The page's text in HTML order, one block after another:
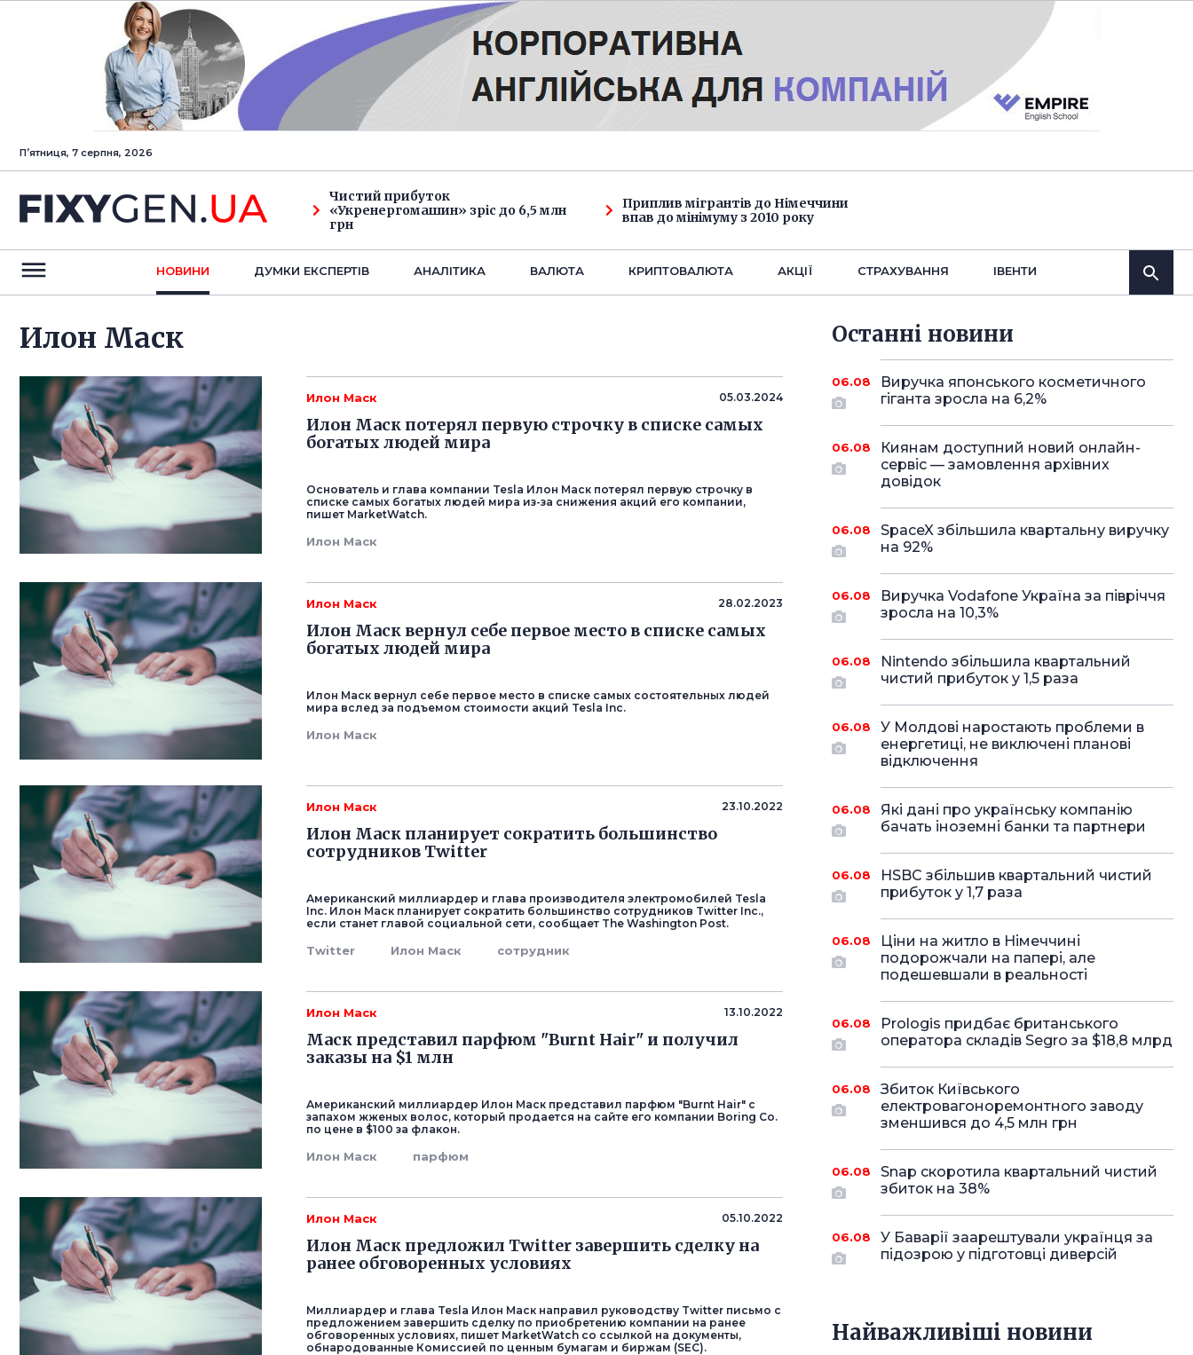
Пʼятниця, 7 серпня, 2026
Чистий прибуток
«Укренергомашин» зріс до 6,5 млн
грн
Приплив мігрантів до Німеччини
впав до мінімуму з 2010 року
НОВИНИ ДУМКИ ЕКСПЕРТIВ АНАЛIТИКА ВАЛЮТА КРИПТОВАЛЮТА АКЦІЇ СТРАХУВАННЯ IВЕНТИ
Илон Маск
Илон Маск 05.03.2024
Илон Маск потерял первую строчку в списке самых
богатых людей мира
Основатель и глава компании Tesla Илон Маск потерял первую строчку в
списке самых богатых людей мира из-за снижения акций его компании,
пишет MarketWatch.
Илон Маск
Илон Маск 28.02.2023
Илон Маск вернул себе первое место в списке самых
богатых людей мира
Илон Маск вернул себе первое место в списке самых состоятельных людей
мира вслед за подъемом стоимости акций Tesla Inc.
Илон Маск
Илон Маск 23.10.2022
Илон Маск планирует сократить большинство
сотрудников Twitter
Американский миллиардер и глава производителя электромобилей Tesla
Inc. Илон Маск планирует сократить большинство сотрудников Twitter Inc.,
если станет главой социальной сети, сообщает The Washington Post.
Twitter Илон Маск сотрудник
Илон Маск 13.10.2022
Маск представил парфюм "Burnt Hair" и получил
заказы на $1 млн
Американский миллиардер Илон Маск представил парфюм "Burnt Hair" с
запахом жженых волос, который продается на сайте его компании Boring Co.
по цене в $100 за флакон.
Илон Маск парфюм
Илон Маск 05.10.2022
Илон Маск предложил Twitter завершить сделку на
ранее обговоренных условиях
Миллиардер и глава Tesla Илон Маск направил руководству Twitter письмо с
предложением завершить сделку по приобретению компании на ранее
обговоренных условиях, пишет MarketWatch со ссылкой на документы,
обнародованные Комиссией по ценным бумагам и биржам (SEC).
Останнi новини
06.08
Виручка японського косметичного
гіганта зросла на 6,2%
06.08
Киянам доступний новий онлайн-
сервіс — замовлення архівних
довідок
06.08
SpaceX збільшила квартальну виручку
на 92%
06.08
Виручка Vodafone Україна за півріччя
зросла на 10,3%
06.08
Nintendo збільшила квартальний
чистий прибуток у 1,5 раза
06.08
У Молдові наростають проблеми в
енергетиці, не виключені планові
відключення
06.08
Які дані про українську компанію
бачать іноземні банки та партнери
06.08
HSBC збільшив квартальний чистий
прибуток у 1,7 раза
06.08
Ціни на житло в Німеччині
подорожчали на папері, але
подешевшали в реальності
06.08
Prologis придбає британського
оператора складів Segro за $18,8 млрд
06.08
Збиток Київського
електровагоноремонтного заводу
зменшився до 4,5 млн грн
06.08
Snap скоротила квартальний чистий
збиток на 38%
06.08
У Баварії заарештували українця за
підозрою у підготовці диверсій
Найважливіші новини